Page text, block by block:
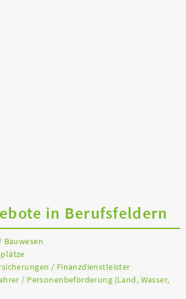
in Berufsfeldern
/ Finanzdienstleister
/ Personenbeförderung (Land, Wasser,